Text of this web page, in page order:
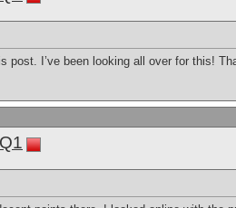
post. I’ve been looking all over for this!